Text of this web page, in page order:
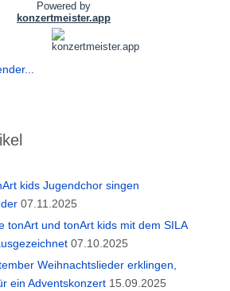
kids Jugendchor singen
07.11.2025
tonArt und tonArt kids mit dem SILA
07.10.2025
Weihnachtslieder erklingen,
ein Adventskonzert 15.09.2025